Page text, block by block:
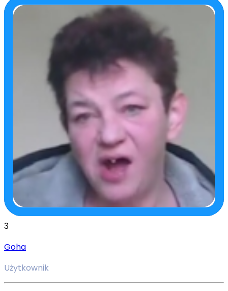
3
Goha
Użytkownik